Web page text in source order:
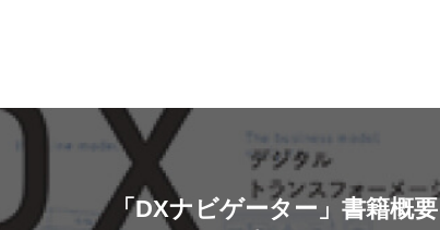
「DXナビゲーター」書籍概要